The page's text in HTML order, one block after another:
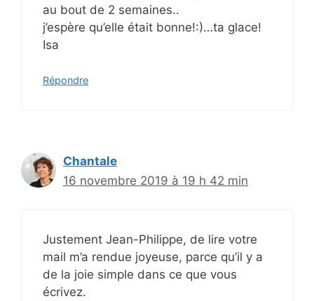
au bout de 2 semaines..
j’espère qu’elle était bonne!:)…ta glace!
Isa
Répondre
Chantale
16 novembre 2019 à 19 h 42 min
Justement Jean-Philippe, de lire votre
mail m’a rendue joyeuse, parce qu’il y a
de la joie simple dans ce que vous
écrivez.